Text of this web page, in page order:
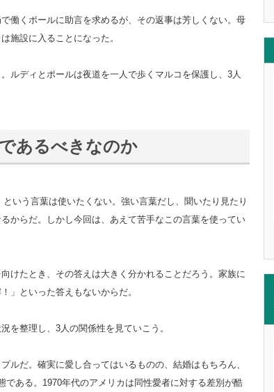
働くポールに助言を求めるが、その返事は芳しくない。母
施設に入ることになった。
ルディとポールは夜道を一人で歩くマルコを保護し、3人
あるべきなのか
いう言葉は使いたくない。強い言葉だし、聞いたり見たり
からだ。しかし今回は、あえて苦手なこの言葉を使ってい
けたとき、その答えは大きく分かれることだろう。家族に
」といった答えもないからだ。
を整理し、3人の関係性を見ていこう。
ルだ。確実に愛し合ってはいるものの、結婚はもちろん、
ある。1970年代のアメリカは同性愛者に対する差別が酷